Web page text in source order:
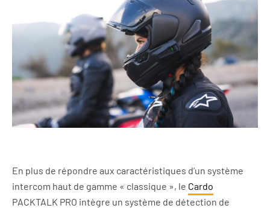
En plus de répondre aux caractéristiques d’un système
intercom haut de gamme « classique », le Cardo
PACKTALK PRO intègre un système de détection de